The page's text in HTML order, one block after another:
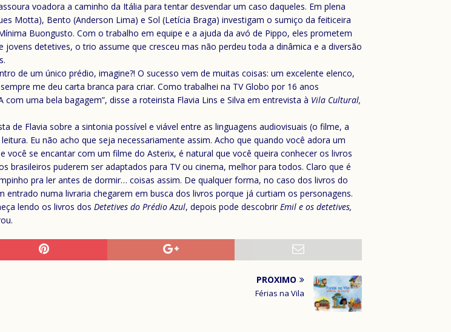
voadora a caminho da Itália para tentar desvendar um caso daqueles. Em plena
Motta), Bento (Anderson Lima) e Sol (Letícia Braga) investigam o sumiço da feiticeira
Buongusto. Com o trabalho em equipe e a ajuda da avó de Pippo, eles prometem
detetives, o trio assume que cresceu mas não perdeu toda a dinâmica e a diversão
de um único prédio, imagine?! O sucesso vem de muitas coisas: um excelente elenco,
me deu carta branca para criar. Como trabalhei na TV Globo por 16 anos
uma bela bagagem”, disse a roteirista Flavia Lins e Silva em entrevista à Vila Cultural,
Flavia sobre a sintonia possível e viável entre as linguagens audiovisuais (o filme, a
Eu não acho que seja necessariamente assim. Acho que quando você adora um
você se encantar com um filme do Asterix, é natural que você queira conhecer os livros
brasileiros puderem ser adaptados para TV ou cinema, melhor para todos. Claro que é
pra ler antes de dormir… coisas assim. De qualquer forma, no caso dos livros do
numa livraria chegarem em busca dos livros porque já curtiam os personagens.
lendo os livros dos Detetives do Prédio Azul, depois pode descobrirEmil e os detetives,
PRÓXIMO
Férias na Vila